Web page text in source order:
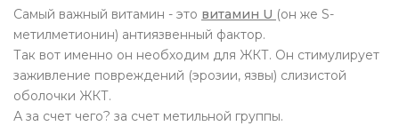
Самый важный витамин - это витамин U (он же S-
метилметионин) антиязвенный фактор.
Так вот именно он необходим для ЖКТ. Он стимулирует
заживление повреждений (эрозии, язвы) слизистой
оболочки ЖКТ.
А за счет чего? за счет метильной группы.